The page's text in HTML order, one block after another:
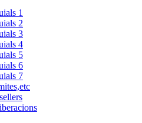
1
2
3
4
5
6
7